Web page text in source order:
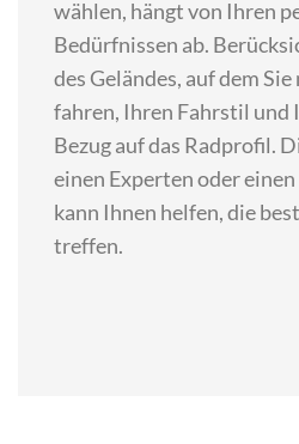
wählen, hängt von Ihren
Bedürfnissen ab.
des Geländes, auf dem
fahren, Ihren Fahrstil und
Bezug auf das Radprofil.
einen Experten oder
kann Ihnen helfen, die
treffen.